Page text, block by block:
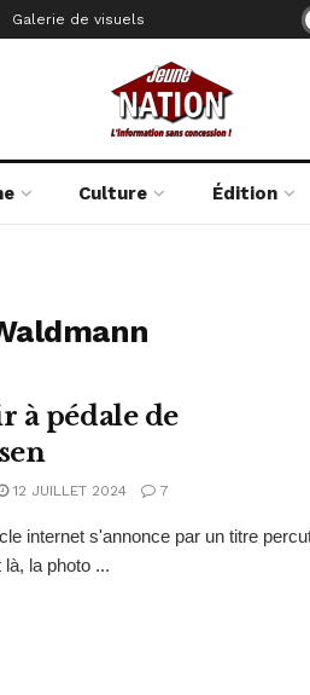
Galerie de visuels
Culture Édition
à pédale de
12 JUILLET 2024 7
internet s'annonce par un titre
la photo ...